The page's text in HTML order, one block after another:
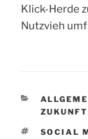
Klick-Herde
Nutzvieh
SOCIAL